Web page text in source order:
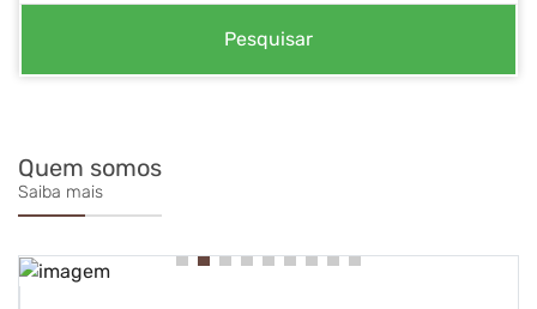
Pesquisar
Quem somos
Saiba mais